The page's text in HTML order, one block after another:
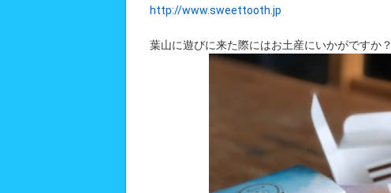
http://www.sweettooth.jp
葉山に遊びに来た際にはお土産にいかがですか？